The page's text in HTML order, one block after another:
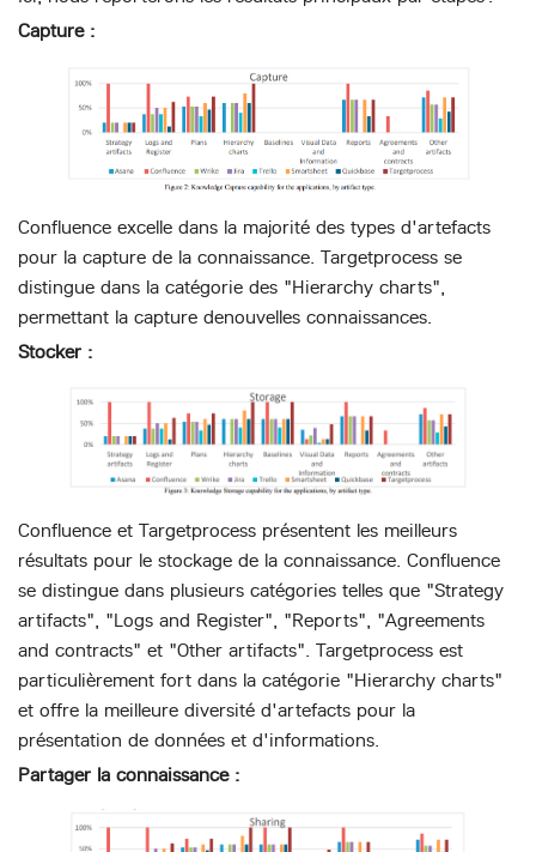
Capture :
Confluence excelle dans la majorité des types d'artefacts
pour la capture de la connaissance. Targetprocess se
distingue dans la catégorie des "Hierarchy charts",
permettant la capture denouvelles connaissances.
Stocker :
Confluence et Targetprocess présentent les meilleurs
résultats pour le stockage de la connaissance. Confluence
se distingue dans plusieurs catégories telles que "Strategy
artifacts", "Logs and Register", "Reports", "Agreements
and contracts" et "Other artifacts". Targetprocess est
particulièrement fort dans la catégorie "Hierarchy charts"
et offre la meilleure diversité d'artefacts pour la
présentation de données et d'informations.
Partager la connaissance :